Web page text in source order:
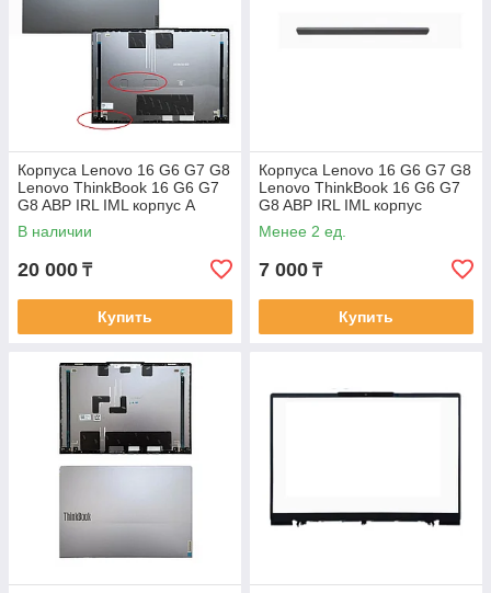
Корпуса Lenovo 16 G6 G7 G8
Lenovo ThinkBook 16 G6 G7
G8 ABP IRL IML корпус A
часть крышка матрицы
В наличии
20 000 ₸
Купить
Корпуса Lenovo 16 G6 G7 G8
Lenovo ThinkBook 16 G6 G7
G8 ABP IRL IML корпус
крышка петли
Менее 2 ед.
7 000 ₸
Купить